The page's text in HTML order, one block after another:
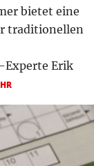
bietet eine
traditionellen
Experte Erik